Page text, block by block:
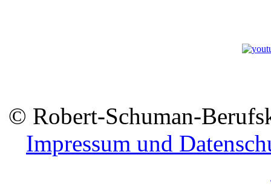
© Robert-Schuman-
Impressum und